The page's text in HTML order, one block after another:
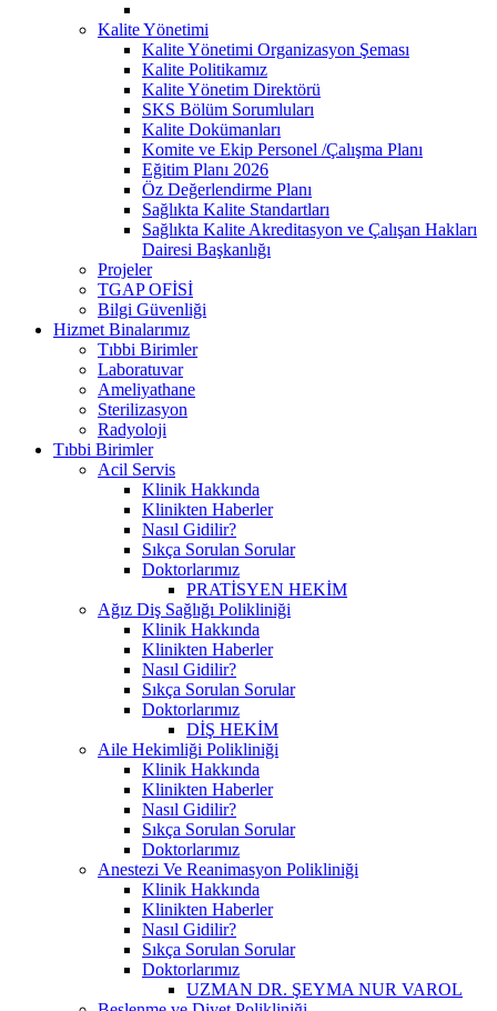
Kalite Yönetimi
Kalite Yönetimi Organizasyon Şeması
Kalite Politikamız
Kalite Yönetim Direktörü
SKS Bölüm Sorumluları
Kalite Dokümanları
Komite ve Ekip Personel /Çalışma Planı
Eğitim Planı 2026
Öz Değerlendirme Planı
Sağlıkta Kalite Standartları
Sağlıkta Kalite Akreditasyon ve Çalışan Hakları
Dairesi Başkanlığı
Projeler
TGAP OFİSİ
Bilgi Güvenliği
Hizmet Binalarımız
Tıbbi Birimler
Laboratuvar
Ameliyathane
Sterilizasyon
Radyoloji
Tıbbi Birimler
Acil Servis
Klinik Hakkında
Klinikten Haberler
Nasıl Gidilir?
Sıkça Sorulan Sorular
Doktorlarımız
PRATİSYEN HEKİM
Ağız Diş Sağlığı Polikliniği
Klinik Hakkında
Klinikten Haberler
Nasıl Gidilir?
Sıkça Sorulan Sorular
Doktorlarımız
DİŞ HEKİM
Aile Hekimliği Polikliniği
Klinik Hakkında
Klinikten Haberler
Nasıl Gidilir?
Sıkça Sorulan Sorular
Doktorlarımız
Anestezi Ve Reanimasyon Polikliniği
Klinik Hakkında
Klinikten Haberler
Nasıl Gidilir?
Sıkça Sorulan Sorular
Doktorlarımız
UZMAN DR. ŞEYMA NUR VAROL